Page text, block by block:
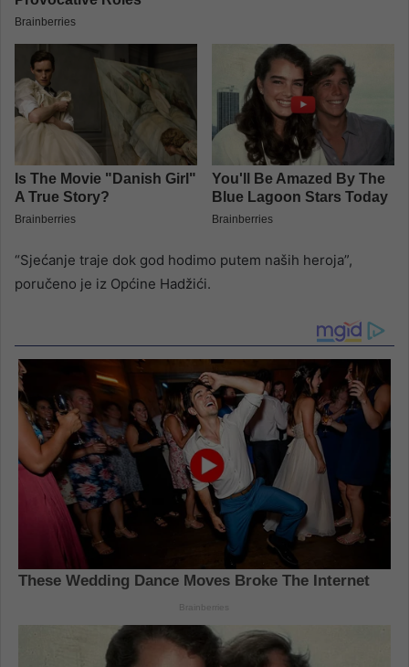
“Sjećanje traje dok god hodimo putem naših heroja”,
poručeno je iz Općine Hadžići.